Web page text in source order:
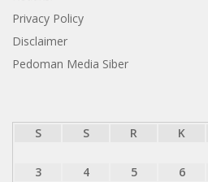
Privacy Policy
Disclaimer
Pedoman Media Siber
S
S R K
3
4 5 6